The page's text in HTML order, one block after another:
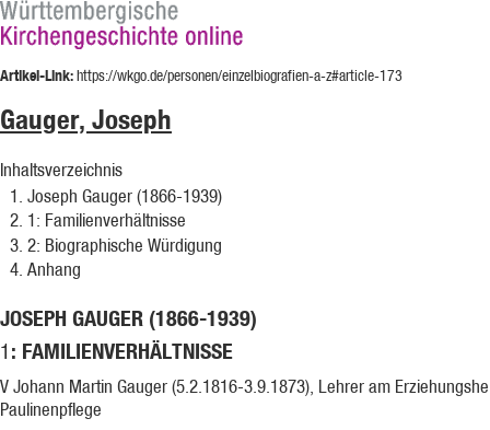
Artikel-Link:https://wkgo.de/personen/einzelbiografien-a-z#article-173
Gauger, Joseph
Inhaltsverzeichnis
Joseph Gauger (1866-1939)
1: Familienverhältnisse
2: Biographische Würdigung
Anhang
JOSEPH GAUGER (1866-1939)
1 : FAMILIENVERHÄLTNISSE
V Johann Martin Gauger (5.2.1816-3.9.1873), Lehrer am
Paulinenpflege